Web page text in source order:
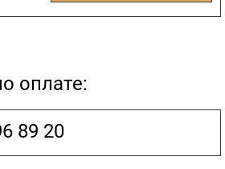
оплате:
89 20